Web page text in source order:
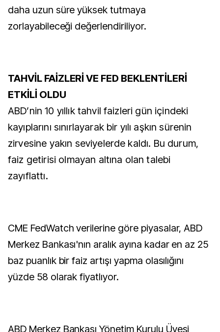
daha uzun süre yüksek tutmaya
zorlayabileceği değerlendiriliyor.
TAHVİL FAİZLERİ VE FED BEKLENTİLERİ
ETKİLİ OLDU
ABD’nin 10 yıllık tahvil faizleri gün içindeki
kayıplarını sınırlayarak bir yılı aşkın sürenin
zirvesine yakın seviyelerde kaldı. Bu durum,
faiz getirisi olmayan altına olan talebi
zayıflattı.
CME FedWatch verilerine göre piyasalar, ABD
Merkez Bankası'nın aralık ayına kadar en az 25
baz puanlık bir faiz artışı yapma olasılığını
yüzde 58 olarak fiyatlıyor.
ABD Merkez Bankası Yönetim Kurulu Üyesi